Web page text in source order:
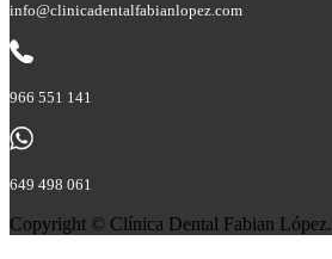
info@clinicadentalfabianlopez.com
966 551 141
649 498 061
Copyright © Clínica Dental Fabian López.